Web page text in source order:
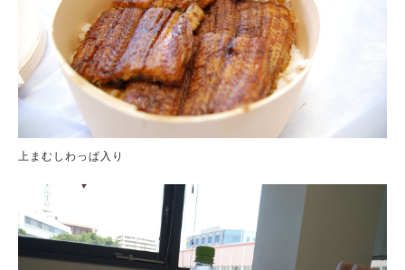
上まむしわっぱ入り